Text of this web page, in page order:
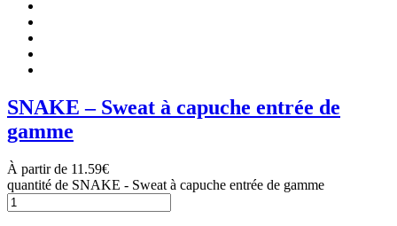
SNAKE – Sweat à capuche entrée de
gamme
À partir de 11.59€
quantité de SNAKE - Sweat à capuche entrée de gamme